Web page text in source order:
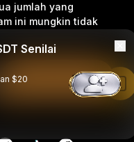
jumlah yang
ini mungkin tidak
Berlangganan
Senilai
$20
Baca di Aplikasi Bybit